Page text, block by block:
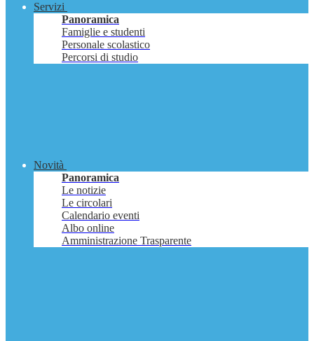
Servizi
Panoramica
Famiglie e studenti
Personale scolastico
Percorsi di studio
Novità
Panoramica
Le notizie
Le circolari
Calendario eventi
Albo online
Amministrazione Trasparente